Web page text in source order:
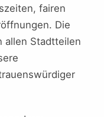
fairen
Die
allen Stadtteilen